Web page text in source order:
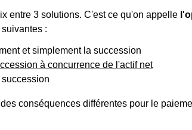
entre 3 solutions. C'est ce qu'on appelle
:
et simplement la succession
à concurrence de l'actif net
conséquences différentes pour le